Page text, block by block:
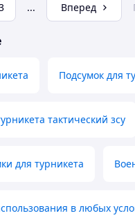
... Вперед
Подсумок для
тактический зсу
для турникета
в любых